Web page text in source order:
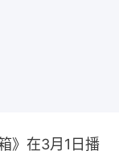
》在3月1日播